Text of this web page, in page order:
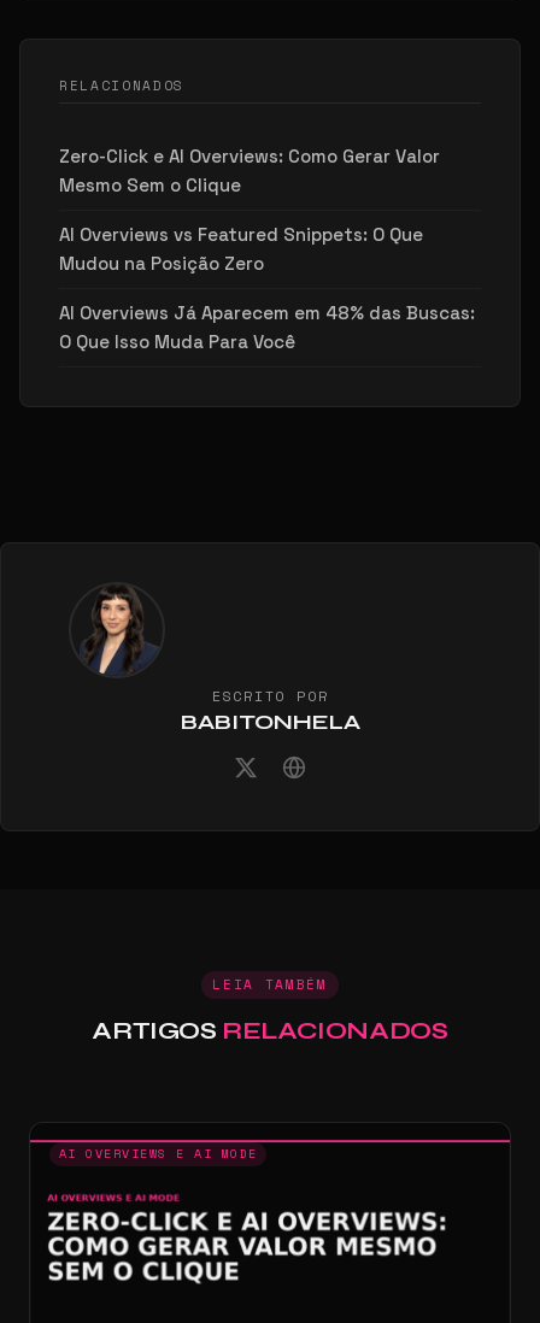
RELACIONADOS
Zero-Click e AI Overviews: Como Gerar Valor
Mesmo Sem o Clique
AI Overviews vs Featured Snippets: O Que
Mudou na Posição Zero
AI Overviews Já Aparecem em 48% das Buscas:
O Que Isso Muda Para Você
ESCRITO POR
BABITONHELA
LEIA TAMBÉM
ARTIGOS RELACIONADOS
AI OVERVIEWS E AI MODE